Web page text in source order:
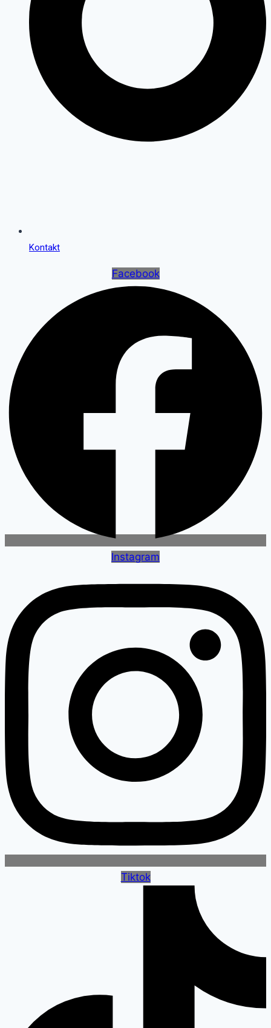
Kontakt
Facebook
Instagram
Tiktok